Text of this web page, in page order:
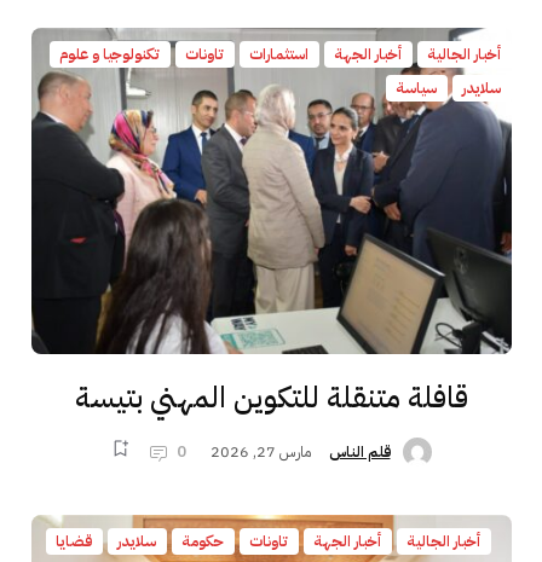
أخبار الجالية أخبار الجهة استثمارات تاونات
تكنولوجيا و علوم
سلايدر
سياسة
قافلة متنقلة للتكوين المهني بتيسة
قلم الناس مارس 27, 2026 0
أخبار الجالية أخبار الجهة تاونات حكومة سلايدر قضايا